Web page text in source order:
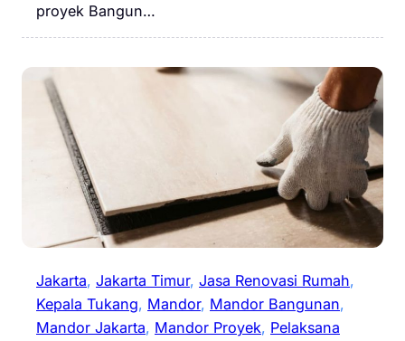
proyek Bangun…
Jakarta, Jakarta Timur, Jasa Renovasi Rumah
Kepala Tukang, Mandor, Mandor Bangunan
Mandor Jakarta, Mandor Proyek, Pelaksana